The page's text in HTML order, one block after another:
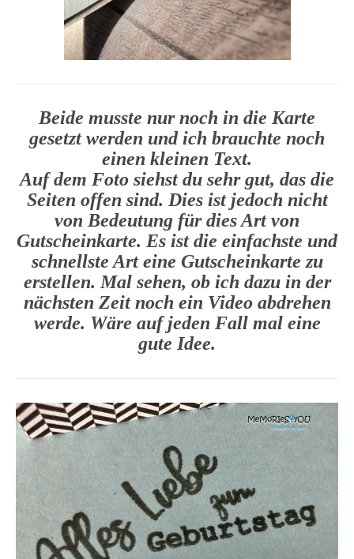
Beide musste nur noch in die Karte
gesetzt werden und ich brauchte noch
einen kleinen Text.
Auf dem Foto siehst du sehr gut, das die
Seiten offen sind. Dies ist jedoch nicht
von Bedeutung für dies Art von
Gutscheinkarte. Es ist die einfachste und
schnellste Art eine Gutscheinkarte zu
erstellen. Mal sehen, ob ich dazu in der
nächsten Zeit noch ein Video abdrehen
werde. Wäre auf jeden Fall mal eine
gute Idee.